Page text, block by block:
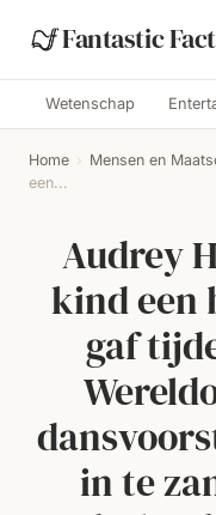
Fantastic
Wetenschap
Home › Mensen en
een...
Audrey
kind een
gaf
in te